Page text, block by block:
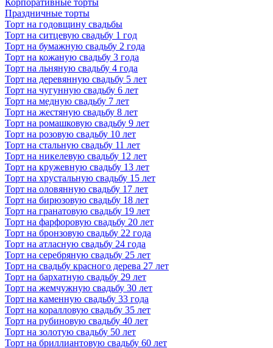
Корпоративные торты
Праздничные торты
Торт на годовщину свадьбы
Торт на ситцевую свадьбу 1 год
Торт на бумажную свадьбу 2 года
Торт на кожаную свадьбу 3 года
Торт на льняную свадьбу 4 года
Торт на деревянную свадьбу 5 лет
Торт на чугунную свадьбу 6 лет
Торт на медную свадьбу 7 лет
Торт на жестяную свадьбу 8 лет
Торт на ромашковую свадьбу 9 лет
Торт на розовую свадьбу 10 лет
Торт на стальную свадьбу 11 лет
Торт на никелевую свадьбу 12 лет
Торт на кружевную свадьбу 13 лет
Торт на хрустальную свадьбу 15 лет
Торт на оловянную свадьбу 17 лет
Торт на бирюзовую свадьбу 18 лет
Торт на гранатовую свадьбу 19 лет
Торт на фарфоровую свадьбу 20 лет
Торт на бронзовую свадьбу 22 года
Торт на атласную свадьбу 24 года
Торт на серебряную свадьбу 25 лет
Торт на свадьбу красного дерева 27 лет
Торт на бархатную свадьбу 29 лет
Торт на жемчужную свадьбу 30 лет
Торт на каменную свадьбу 33 года
Торт на коралловую свадьбу 35 лет
Торт на рубиновую свадьбу 40 лет
Торт на золотую свадьбу 50 лет
Торт на бриллиантовую свадьбу 60 лет